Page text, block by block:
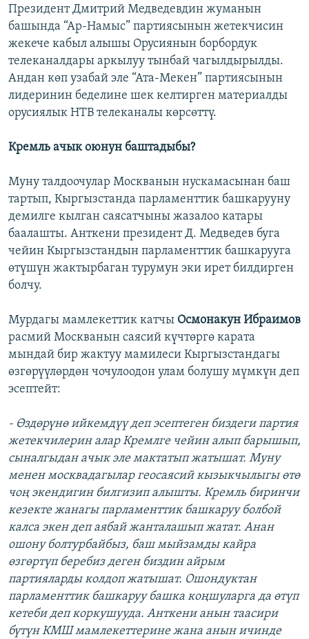
Президент Дмитрий Медведевдин жуманын
башында “Ар-Намыс” партиясынын жетекчисин
жекече кабыл алышы Орусиянын борбордук
телеканалдары аркылуу тынбай чагылдырылды.
Андан көп узабай эле “Ата-Мекен” партиясынын
лидеринин беделине шек келтирген материалды
орусиялык НТВ телеканалы көрсөттү.
Кремль ачык оюнун баштадыбы?
Муну талдоочулар Москванын нускамасынан баш
тартып, Кыргызстанда парламенттик башкарууну
демилге кылган саясатчыны жазалоо катары
баалашты. Анткени президент Д. Медведев буга
чейин Кыргызстандын парламенттик башкарууга
өтүшүн жактырбаган турумун эки ирет билдирген
болчу.
Мурдагы мамлекеттик катчы Осмонакун Ибраимов
расмий Москванын саясий күчтөргө карата
мындай бир жактуу мамилеси Кыргызстандагы
өзгөрүүлөрдөн чочулоодон улам болушу мүмкүн деп
эсептейт:
- Өздөрүнө ийкемдүү деп эсептеген биздеги партия
жетекчилерин алар Кремлге чейин алып барышып,
сыналгыдан ачык эле мактатып жатышат. Муну
менен москвадагылар геосаясий кызыкчылыгы өтө
чоң экендигин билгизип алышты. Кремль биринчи
кезекте жанагы парламенттик башкаруу болбой
калса экен деп аябай жанталашып жатат. Анан
ошону болтурбайбыз, баш мыйзамды кайра
өзгөртүп беребиз деген биздин айрым
партияларды колдоп жатышат. Ошондуктан
парламенттик башкаруу башка коңшуларга да өтүп
кетеби деп коркушууда. Анткени анын таасири
бүтүн КМШ мамлекеттерине жана анын ичинде